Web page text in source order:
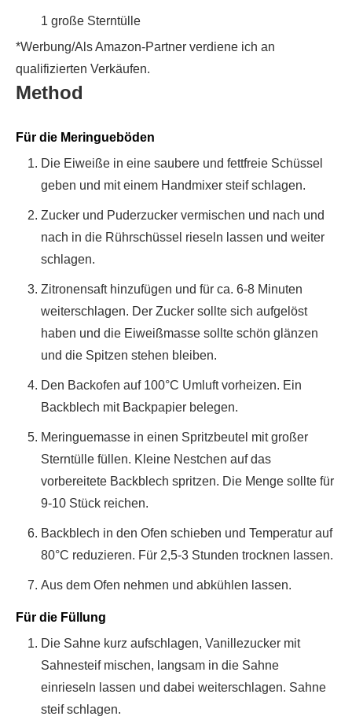
1 große Sterntülle
*Werbung/Als Amazon-Partner verdiene ich an
qualifizierten Verkäufen.
Method
Für die Meringueböden
Die Eiweiße in eine saubere und fettfreie Schüssel
geben und mit einem Handmixer steif schlagen.
Zucker und Puderzucker vermischen und nach und
nach in die Rührschüssel rieseln lassen und weiter
schlagen.
Zitronensaft hinzufügen und für ca. 6-8 Minuten
weiterschlagen. Der Zucker sollte sich aufgelöst
haben und die Eiweißmasse sollte schön glänzen
und die Spitzen stehen bleiben.
Den Backofen auf 100°C Umluft vorheizen. Ein
Backblech mit Backpapier belegen.
Meringuemasse in einen Spritzbeutel mit großer
Sterntülle füllen. Kleine Nestchen auf das
vorbereitete Backblech spritzen. Die Menge sollte für
9-10 Stück reichen.
Backblech in den Ofen schieben und Temperatur auf
80°C reduzieren. Für 2,5-3 Stunden trocknen lassen.
Aus dem Ofen nehmen und abkühlen lassen.
Für die Füllung
Die Sahne kurz aufschlagen, Vanillezucker mit
Sahnesteif mischen, langsam in die Sahne
einrieseln lassen und dabei weiterschlagen. Sahne
steif schlagen.